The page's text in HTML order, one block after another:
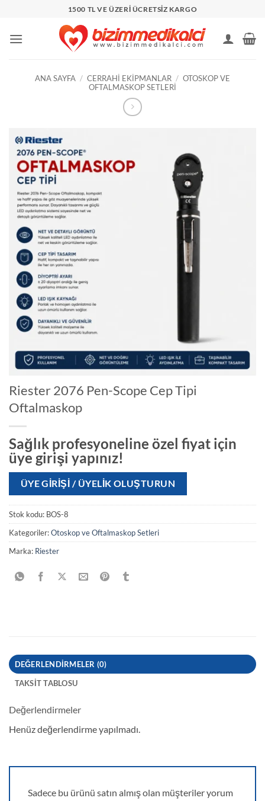
1500 TL VE ÜZERİ ÜCRETSİZ KARGO
ANA SAYFA / CERRAHI EKIPMANLAR / OTOSKOP VE
OFTALMASKOP SETLERI
Riester 2076 Pen-Scope Cep Tipi
Oftalmaskop
Sağlık profesyoneline özel fiyat için
üye girişi yapınız!
ÜYE GIRIŞI / ÜYELIK OLUŞTURUN
Stok kodu: BOS-8
Kategoriler:Otoskop ve Oftalmaskop Setleri
Marka: Riester
DEĞERLENDIRMELER (0)
TAKSIT TABLOSU
Değerlendirmeler
Henüz değerlendirme yapılmadı.
Sadece bu ürünü satın almış olan müşteriler yorum